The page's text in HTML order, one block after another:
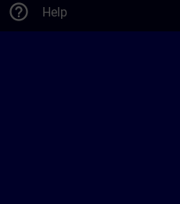
help_outline Help